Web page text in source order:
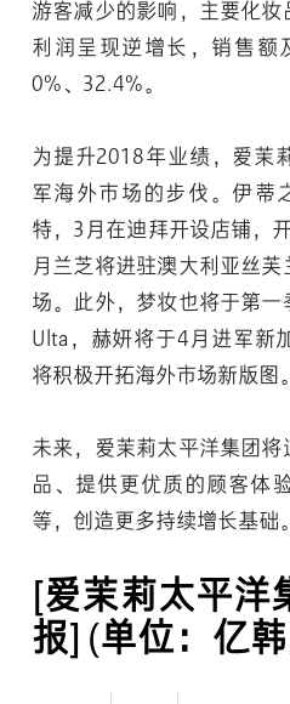
游客减少的影响，主要化
利润呈现逆增长，销售额
0%、32.4%。
为提升2018年业绩，爱茉
军海外市场的步伐。伊蒂
特，3月在迪拜开设店铺，
月兰芝将进驻澳大利亚丝
场。此外，梦妆也将于第
Ulta，赫妍将于4月进军新
将积极开拓海外市场新版图。
未来，爱茉莉太平洋集团
品、提供更优质的顾客体
等，创造更多持续增长基础。
[爱茉莉太平洋
报] (单位：亿